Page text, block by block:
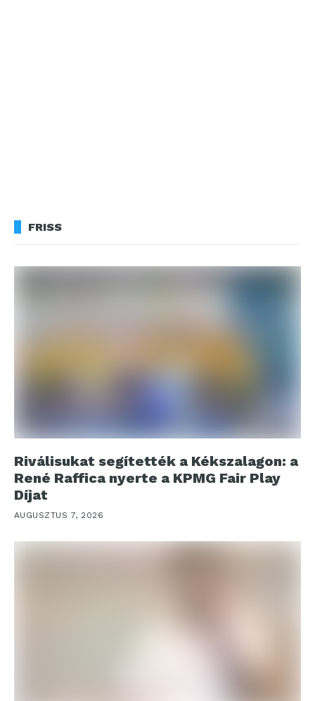
FRISS
Riválisukat segítették a Kékszalagon: a
René Raffica nyerte a KPMG Fair Play
Díjat
AUGUSZTUS 7, 2026